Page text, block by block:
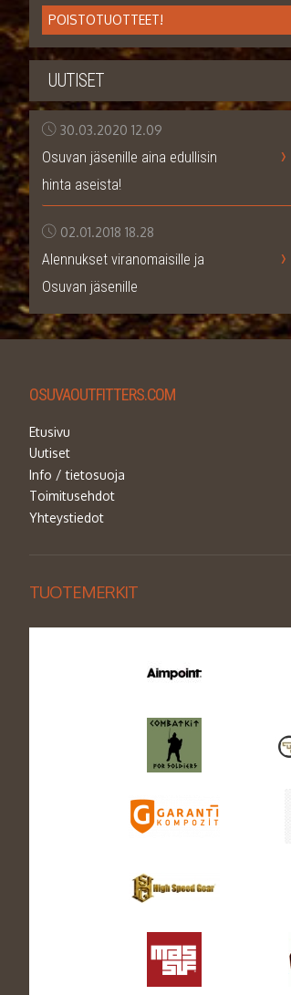
POISTOTUOTTEET!
UUTISET
30.03.202012.09
Osuvan jäsenille aina edullisin
hinta aseista!
›
02.01.201818.28
Alennukset viranomaisille ja
Osuvan jäsenille
›
OSUVAOUTFITTERS.COM
Etusivu
Uutiset
Info / tietosuoja
Toimitusehdot
Yhteystiedot
TUOTEMERKIT